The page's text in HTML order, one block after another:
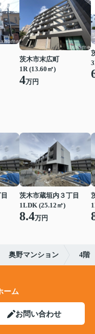
茨木市末広町
1R (13.60㎡)
4万円
茨木市蔵垣内３丁目
1LDK (25.12㎡)
8.4万円
奥野マンション 4階
ーム
お問い合わせ